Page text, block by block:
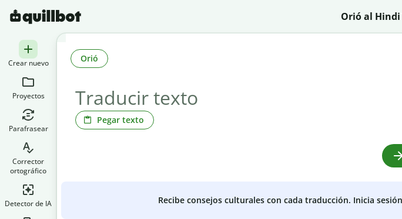
Orió al
Crear nuevo
Proyectos
Parafrasear
Corrector
ortográfico
Detector de IA
Pegar texto
Orió
Recibe consejos culturales con cada traducción. Inicia